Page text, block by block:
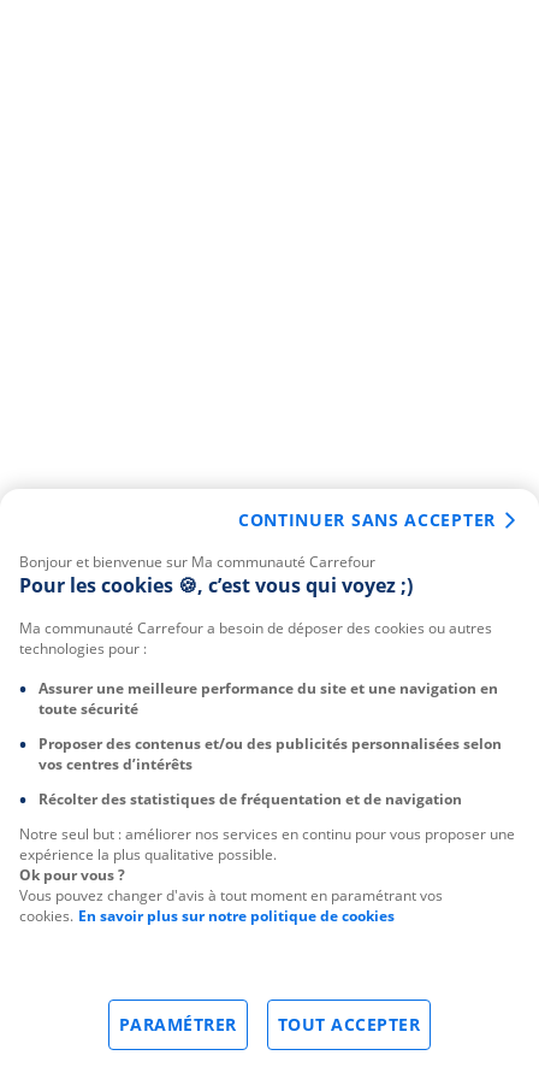
Bonjour et bienvenue sur Ma communauté Carrefour
Pour les cookies 🍪, c’est vous qui voyez ;)
Ma communauté Carrefour a besoin de déposer des cookies ou autres
technologies pour :
Assurer une meilleure performance du site et une navigation en
toute sécurité
Proposer des contenus et/ou des publicités personnalisées selon
vos centres d’intérêts
Récolter des statistiques de fréquentation et de navigation
Notre seul but : améliorer nos services en continu pour vous proposer une
expérience la plus qualitative possible.
Ok pour vous ?
Vous pouvez changer d'avis à tout moment en paramétrant vos
cookies. En savoir plus sur notre politique de cookies
TOUT ACCEPTER
PARAMÉTRER
CONTINUER SANS ACCEPTER